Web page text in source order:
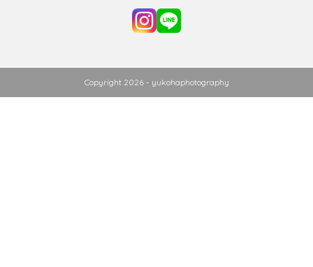
Copyright 2026 - yukohaphotography